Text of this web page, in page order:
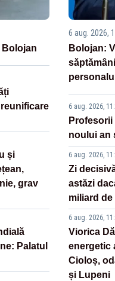
Bolojan
și
grav
Palatul
6 aug. 2026,
Bolojan:
6 aug. 2026,
noului an
6 aug. 2026,
Zi
astăzi
miliard
6 aug. 2026,
Viorica
energetic
Cioloș,
și Lupeni